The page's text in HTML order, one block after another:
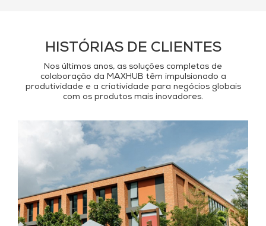
HISTÓRIAS DE CLIENTES
Nos últimos anos, as soluções completas de
colaboração da MAXHUB têm impulsionado a
produtividade e a criatividade para negócios globais
com os produtos mais inovadores.